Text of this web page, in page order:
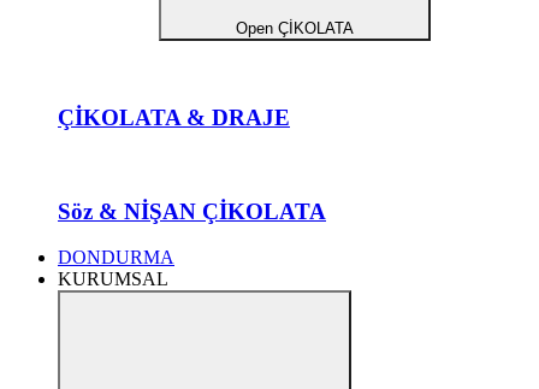
Open ÇİKOLATA
ÇİKOLATA & DRAJE
Söz & NİŞAN ÇİKOLATA
DONDURMA
KURUMSAL